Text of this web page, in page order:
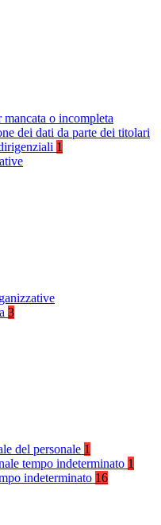
mancata o incompleta
dei dati da parte dei titolari
1
3
del personale 1
tempo indeterminato 1
indeterminato 16